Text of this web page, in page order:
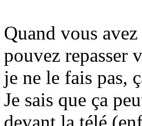
Quand vous
pouvez repasser
je ne le fais pas,
Je sais que ça